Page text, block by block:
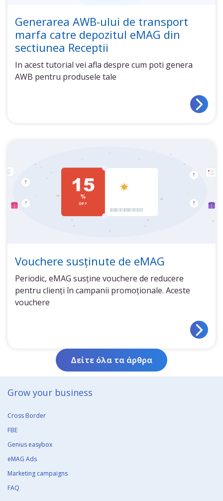
Generarea AWB-ului de transport
marfa catre depozitul eMAG din
sectiunea Receptii
In acest tutorial vei afla despre cum poti genera
AWB pentru produsele tale
Vouchere susținute de eMAG
Periodic, eMAG susține vouchere de reducere
pentru clienți în campanii promoționale. Aceste
vouchere
Δείτε όλα τα άρθρα
Grow your business​
Cross Border
FBE
Genius easybox
eMAG Ads
Marketing campaigns
FAQ